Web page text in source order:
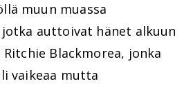
muun muassa
jotka auttoivat hänet alkuun
Blackmorea, jonka
vaikeaa mutta